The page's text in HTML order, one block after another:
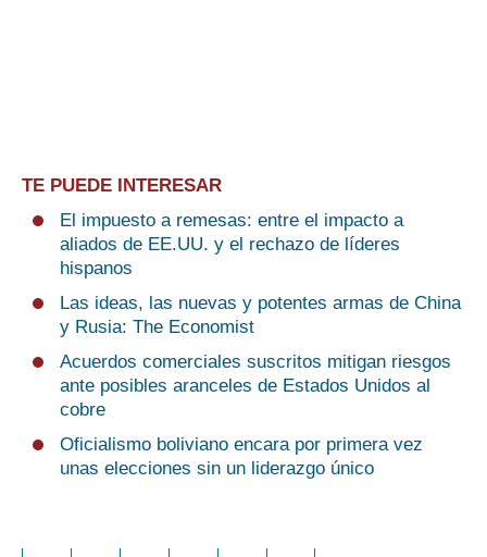
TE PUEDE INTERESAR
El impuesto a remesas: entre el impacto a
aliados de EE.UU. y el rechazo de líderes
hispanos
Las ideas, las nuevas y potentes armas de China
y Rusia: The Economist
Acuerdos comerciales suscritos mitigan riesgos
ante posibles aranceles de Estados Unidos al
cobre
Oficialismo boliviano encara por primera vez
unas elecciones sin un liderazgo único